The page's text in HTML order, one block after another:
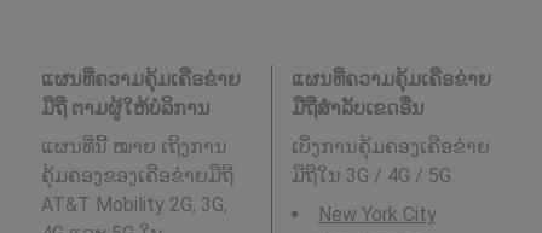
ແຜນທີ່ຄວາມຄຸ້ມເຄືອຂ່າຍ
ມືຖື ຕາມຜູ້ໃຫ້ບໍລິການ
ແຜນທີ່ນີ້ ໝາຍ ເຖິງການ
ຄຸ້ມຄອງຂອງເຄືອຂ່າຍມືຖື
AT&T Mobility 2G, 3G,
ແຜນທີ່ຄວາມຄຸ້ມເຄືອຂ່າຍ
ມືຖືສໍາລັບເຂດອື່ນ
ເບິ່ງການຄຸ້ມຄອງເຄືອຂ່າຍ
ມືຖືໃນ 3G / 4G / 5G :
New York City